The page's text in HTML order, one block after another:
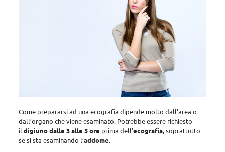
Come prepararsi ad una ecografia dipende molto dall’area o
dall’organo che viene esaminato. Potrebbe essere richiesto
il digiuno dalle 3 alle 5 ore prima dell’ecografia, soprattutto
se si sta esaminando l’addome.